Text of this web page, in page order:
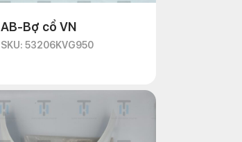
AB-Bợ cổ VN
SKU: 53206KVG950